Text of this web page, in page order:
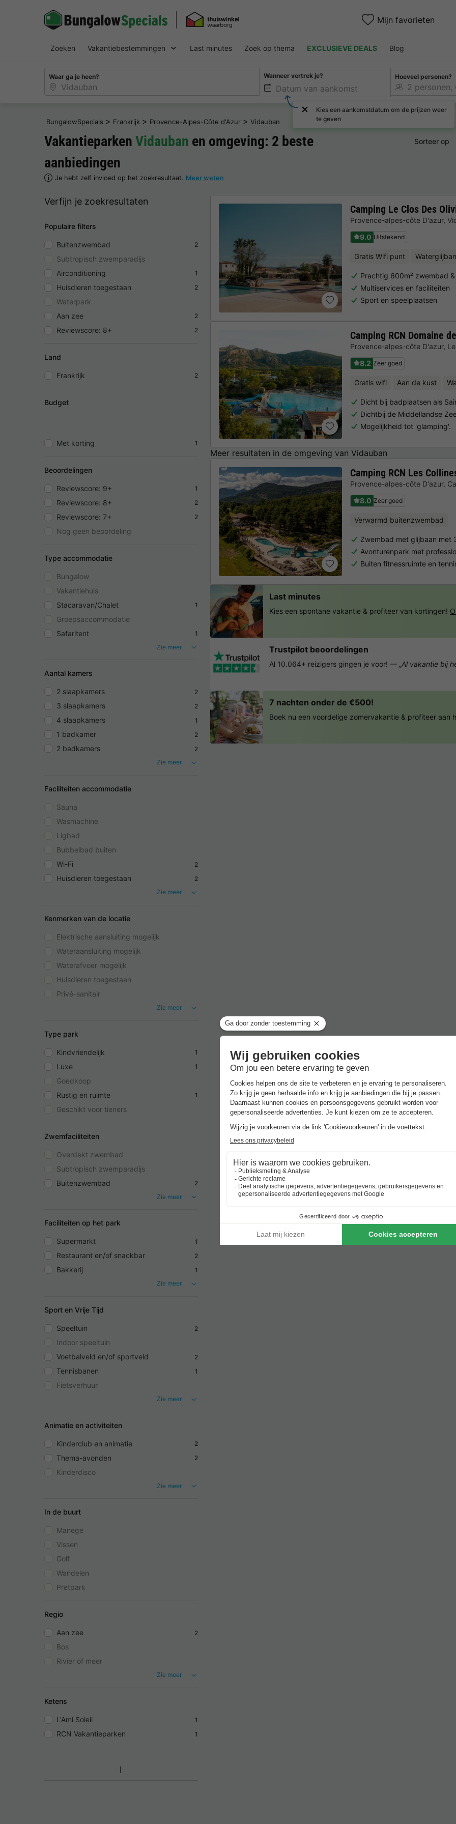
Mijn favorieten
Zoeken Vakantiebestemmingen Last minutes Zoek op thema EXCLUSIEVE DEALS Blog
Waar ga je heen? Wanneer vertrek je?
Kies een aankomstdatum om de prijzen weer
te geven
Hoeveel personen?
BungalowSpecials > Frankrijk > Provence-Alpes-Côte d'Azur > Vidauban
Vakantieparken Vidauban en omgeving: 2 beste
aanbiedingen
Je hebt zelf invloed op het zoekresultaat. Meer weten
Sorteer op
Verfijn je zoekresultaten
Populaire filters
Buitenzwembad 2
Subtropisch zwemparadijs
Airconditioning
1
Huisdieren toegestaan 2
Waterpark
Aan zee
2
Reviewscore: 8+ 2
Land
Frankrijk 2
Budget
Met korting 1
Beoordelingen
Reviewscore: 9+ 1
Reviewscore: 8+ 2
Reviewscore: 7+ 2
Nog geen beoordeling
Type accommodatie
Bungalow
Vakantiehuis
Stacaravan/Chalet
1
Groepsaccommodatie
Safaritent
1
Zie meer
Aantal kamers
2 slaapkamers 2
3 slaapkamers 2
4 slaapkamers 1
1 badkamer 2
2 badkamers
2
Zie meer
Faciliteiten accommodatie
Sauna
Wasmachine
Ligbad
Bubbelbad buiten
Wi-Fi
2
Huisdieren toegestaan
2
Zie meer
Kenmerken van de locatie
Elektrische aansluiting mogelijk
Wateraansluiting mogelijk
Waterafvoer mogelijk
Huisdieren toegestaan
Privé-sanitair
Zie meer
Type park
Kindvriendelijk 1
Luxe 1
Goedkoop
Rustig en ruimte
1
Geschikt voor tieners
Zwemfaciliteiten
Overdekt zwembad
Subtropisch zwemparadijs
Buitenzwembad
2
Zie meer
Faciliteiten op het park
Supermarkt 1
Restaurant en/of snackbar 2
Bakkerij
1
Zie meer
Sport en Vrije Tijd
Speeltuin 2
Indoor speeltuin
Voetbalveld en/of sportveld
2
Tennisbanen 1
Fietsverhuur
Zie meer
Animatie en activiteiten
Kinderclub en animatie 2
Thema-avonden 2
Kinderdisco
Zie meer
In de buurt
Manege
Vissen
Golf
Wandelen
Pretpark
Regio
Aan zee 2
Bos
Rivier of meer
Zie meer
Ketens
L'Ami Soleil 1
RCN Vakantieparken 1
Camping Le Clos Des
Provence-alpes-côte D'azur,
9.0 Uitstekend
Gratis Wifi punt
Prachtig 600m² zwembad
Multiservices en faciliteiten
Sport en speelplaatsen
Camping RCN Domaine
Provence-alpes-côte D'azur,
8.2 Zeer goed
Gratis wifi Aan de kust
Dicht bij badplaatsen als
Dichtbij de Middellandse
Mogelijkheid tot 'glamping'.
Meer resultaten in de omgeving van Vidauban
Camping RCN Les
Provence-alpes-côte D'azur,
8.0 Zeer goed
Verwarmd buitenzwembad
Zwembad met glijbaan met
Avonturenpark met
Buiten fitnessruimte en
Last minutes
Kies een spontane vakantie & profiteer van kortingen!
Trustpilot beoordelingen
Al 10.064+ reizigers gingen je voor! — „Al vakantie bij
7 nachten onder de €500!
Boek nu een voordelige zomervakantie & profiteer aan